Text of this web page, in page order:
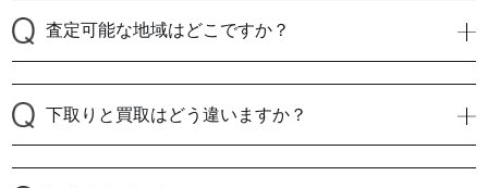
査定可能な地域はどこですか？
下取りと買取はどう違いますか？